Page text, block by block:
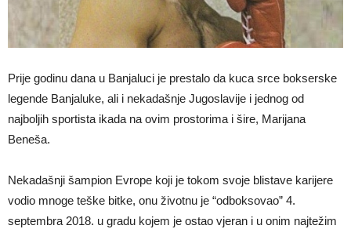
Prije godinu dana u Banjaluci je prestalo da kuca srce bokserske
legende Banjaluke, ali i nekadašnje Jugoslavije i jednog od
najboljih sportista ikada na ovim prostorima i šire, Marijana
Beneša.
Nekadašnji šampion Evrope koji je tokom svoje blistave karijere
vodio mnoge teške bitke, onu životnu je “odboksovao” 4.
septembra 2018. u gradu kojem je ostao vjeran i u onim najtežim